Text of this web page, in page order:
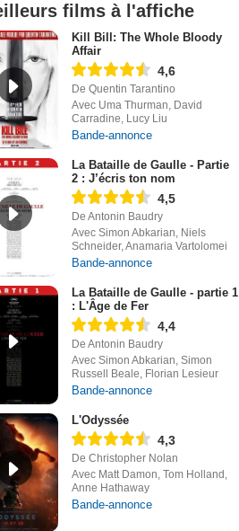
films à l'affiche
Kill Bill: The Whole Bloody
Affair
4,6
De Quentin Tarantino
Avec Uma Thurman, David
Carradine, Lucy Liu
Bande-annonce
La Bataille de Gaulle - Partie
2 : J’écris ton nom
4,5
De Antonin Baudry
Avec Simon Abkarian, Niels
Schneider, Anamaria Vartolomei
Bande-annonce
La Bataille de Gaulle - partie 1
: L'Âge de Fer
4,4
De Antonin Baudry
Avec Simon Abkarian, Simon
Russell Beale, Florian Lesieur
Bande-annonce
L'Odyssée
4,3
De Christopher Nolan
Avec Matt Damon, Tom Holland,
Anne Hathaway
Bande-annonce